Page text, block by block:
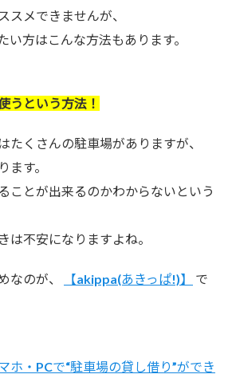
スメできませんが、
い方はこんな方法もあります。
うという方法！
たくさんの駐車場がありますが、
ます。
ことが出来るのかわからないという
は不安になりますよね。
なのが、 【akippa(あきっぱ!)】
で
ホ・PCで“駐車場の貸し借り”ができ